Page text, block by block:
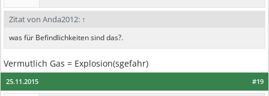
Zitat von Anda2012: ↑
was für Befindlichkeiten sind das?.
Vermutlich Gas = Explosion(sgefahr)
#19
25.11.2015